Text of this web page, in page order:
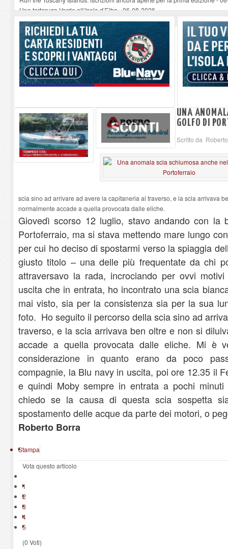
Una tartaruga Verde all’Isola d’Elba-06-08-2026
Furgone in fiamme a Capoliveri, illeso il conducente-06-08-2026
Campo: chiusura della biblioteca comunale in occasione del Santo Patrono
A Carpani si apre la Festa di Liberazione: il programma della prima serata-
UNA
GOLFO DI
Scritto da
scia sino ad arrivare ad avere la capitaneria al traverso, e la scia arrivava
normalmente accade a quella provocata dalle eliche.
Giovedì scorso 12 luglio, stavo andando con la
Portoferraio, ma si stava mettendo mare lungo
per cui ho deciso di spostarmi verso la spiaggia
giusto titolo – una delle più frequentate da chi
attraversavo la rada, incrociando per ovvi
uscita che in entrata, ho incontrato una scia
mai visto, sia per la consistenza sia per la sua
foto. Ho seguito il percorso della scia sino ad
traverso, e la scia arrivava ben oltre e non si
accade a quella provocata dalle eliche. Mi è
considerazione in quanto erano da poco
compagnie, la Blu navy in uscita, poi ore 12.35 il
e quindi Moby sempre in entrata a pochi minuti
chiedo se la causa di questa scia sospetta
spostamento delle acque da parte dei motori, o
Roberto Borra
Stampa
Vota questo articolo
1
2
3
4
5
(0 Voti)